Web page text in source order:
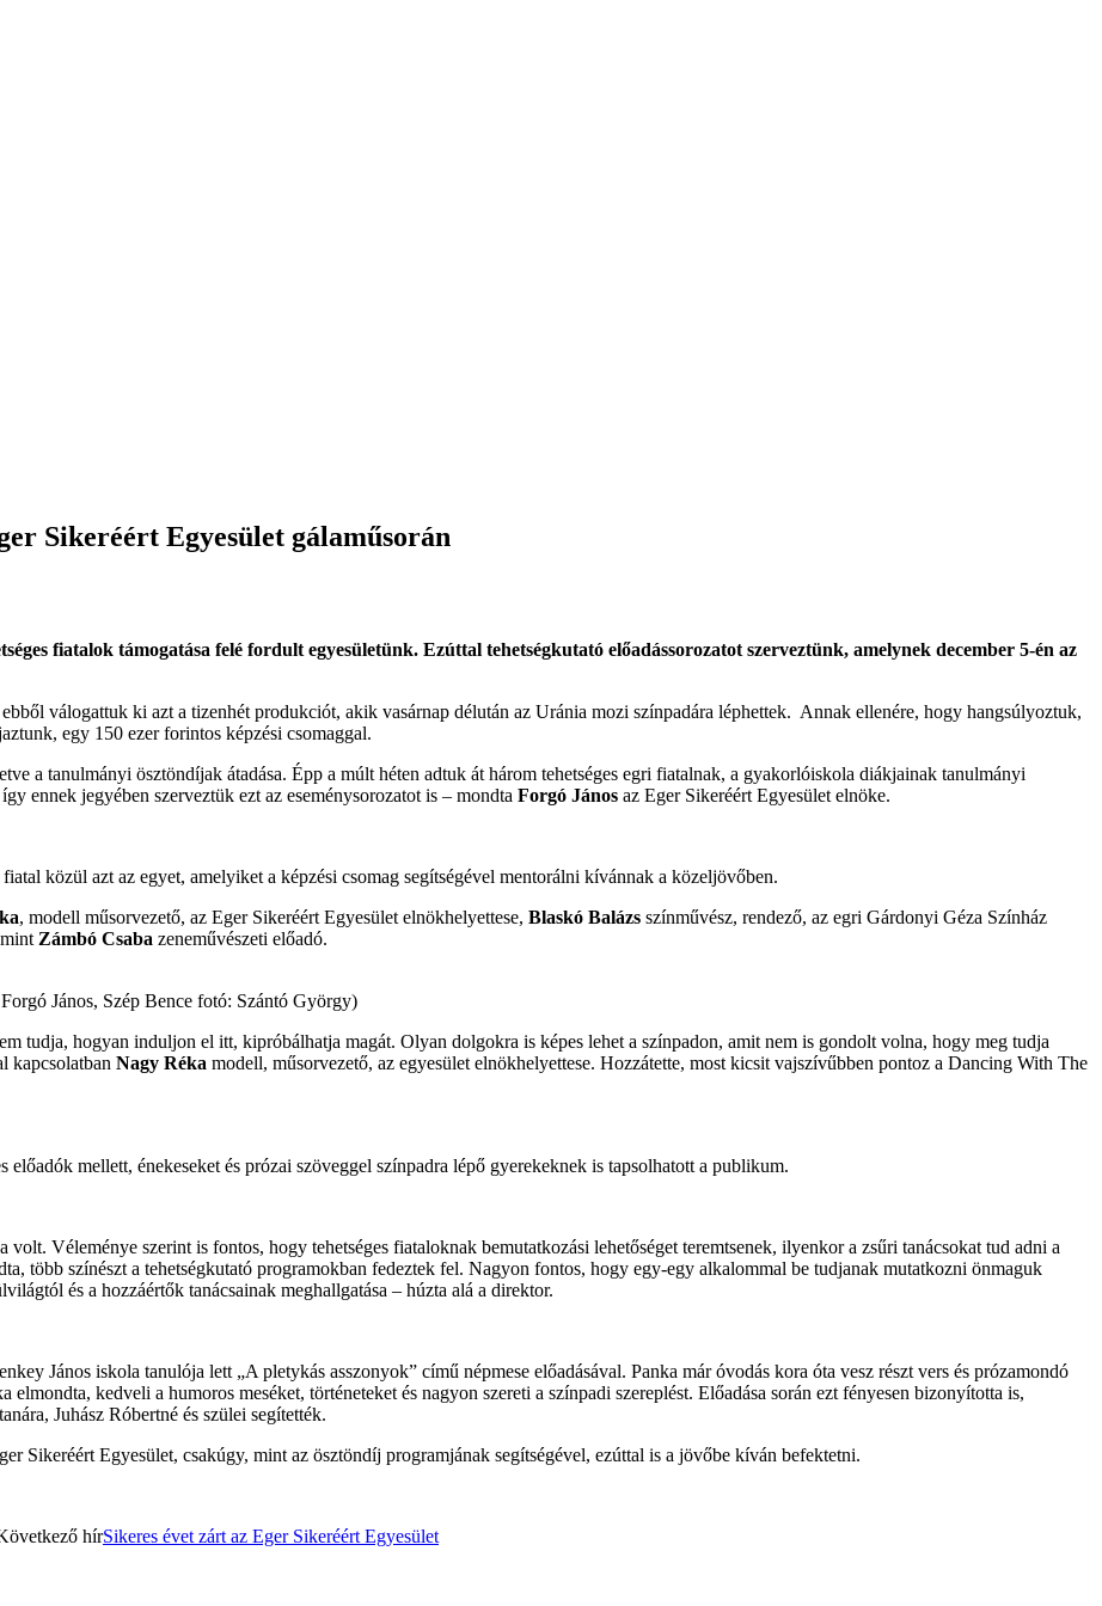
Sikeréért Egyesület gálaműsorán
fiatalok támogatása felé fordult egyesületünk. Ezúttal tehetségkutató előadássorozatot szerveztünk, amelynek december 5-én az
válogattuk ki azt a tizenhét produkciót, akik vasárnap délután az Uránia mozi színpadára léphettek. Annak ellenére, hogy hangsúlyoztuk,
egy 150 ezer forintos képzési csomaggal.
a tanulmányi ösztöndíjak átadása. Épp a múlt héten adtuk át három tehetséges egri fiatalnak, a gyakorlóiskola diákjainak tanulmányi
ennek jegyében szerveztük ezt az eseménysorozatot is – mondta Forgó János az Eger Sikeréért Egyesület elnöke.
közül azt az egyet, amelyiket a képzési csomag segítségével mentorálni kívánnak a közeljövőben.
, modell műsorvezető, az Eger Sikeréért Egyesület elnökhelyettese, Blaskó Balázs színművész, rendező, az egri Gárdonyi Géza Színház
Zámbó Csaba zeneművészeti előadó.
János, Szép Bence fotó: Szántó György)
tudja, hogyan induljon el itt, kipróbálhatja magát. Olyan dolgokra is képes lehet a színpadon, amit nem is gondolt volna, hogy meg tudja
kapcsolatban Nagy Réka modell, műsorvezető, az egyesület elnökhelyettese. Hozzátette, most kicsit vajszívűbben pontoz a Dancing With The
mellett, énekeseket és prózai szöveggel színpadra lépő gyerekeknek is tapsolhatott a publikum.
Véleménye szerint is fontos, hogy tehetséges fiataloknak bemutatkozási lehetőséget teremtsenek, ilyenkor a zsűri tanácsokat tud adni a
több színészt a tehetségkutató programokban fedeztek fel. Nagyon fontos, hogy egy-egy alkalommal be tudjanak mutatkozni önmaguk
és a hozzáértők tanácsainak meghallgatása – húzta alá a direktor.
János iskola tanulója lett „A pletykás asszonyok” című népmese előadásával. Panka már óvodás kora óta vesz részt vers és prózamondó
kedveli a humoros meséket, történeteket és nagyon szereti a színpadi szereplést. Előadása során ezt fényesen bizonyította is,
Juhász Róbertné és szülei segítették.
Sikeréért Egyesület, csakúgy, mint az ösztöndíj programjának segítségével, ezúttal is a jövőbe kíván befektetni.
hírSikeres évet zárt az Eger Sikeréért Egyesület